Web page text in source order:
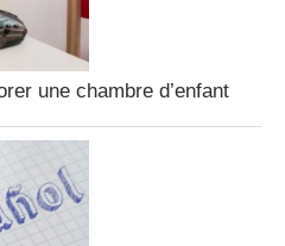
une chambre d’enfant